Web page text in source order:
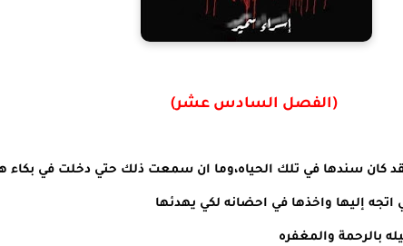
(الفصل السادس عشر)
كان سندها في تلك الحياه،وما ان سمعت ذلك حتي دخلت في بكاء
إليها واخذها في احضانه لكي يهدئها
بالرحمة والمغفره